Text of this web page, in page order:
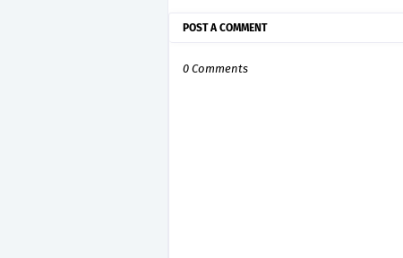
POST A COMMENT
0 Comments